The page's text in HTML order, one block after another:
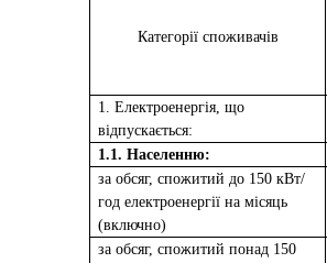
Категорії споживачів
1. Електроенергія, що
відпускається:
1.1. Населенню:
за обсяг, спожитий до 150 кВт/
год електроенергії на місяць
(включно)
за обсяг, спожитий понад 150